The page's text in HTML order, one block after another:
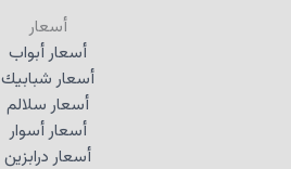
أسعار
أسعار أبواب
أسعار شبابيك
أسعار سلالم
أسعار أسوار
أسعار درابزين